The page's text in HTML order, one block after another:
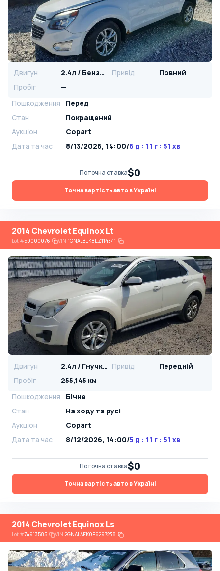
Двигун 2.4л / Бензин Привід
Повний
Пробіг
—
Пошкодження
Перед
Стан
Покращений
Аукціон
Copart
Дата та час
8/13/2026, 14:00/6 д : 11 г : 51 хв
Поточна ставка$0
Точна вартість авто в Україні
2014 Chevrolet Equinox Lt
Lot#50000076 VIN:1GNALBEK8EZ114341
Двигун 2.4л / Гнучке паливо Привід
Передній
Пробіг
255,145 км
Пошкодження
Бічне
Стан
На ​​ходу та русі
Аукціон
Copart
Дата та час
8/12/2026, 14:00/5 д : 11 г : 51 хв
Поточна ставка$0
Точна вартість авто в Україні
2014 Chevrolet Equinox Ls
Lot#74913585 VIN:2GNALAEK0E6297238